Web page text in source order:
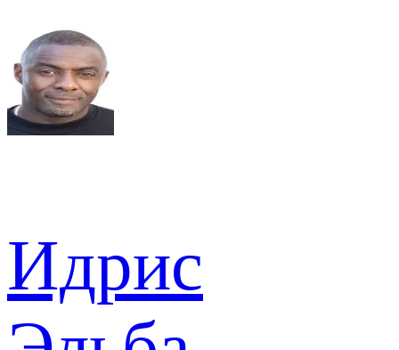
Идрис